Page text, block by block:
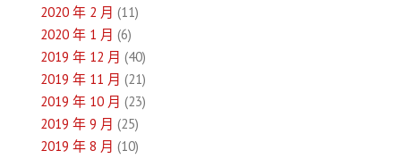
2020 年 2 月 (11)
2020 年 1 月 (6)
2019 年 12 月 (40)
2019 年 11 月 (21)
2019 年 10 月 (23)
2019 年 9 月 (25)
2019 年 8 月 (10)